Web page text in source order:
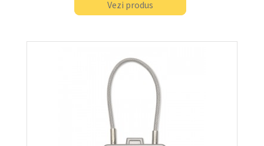
Vezi produs